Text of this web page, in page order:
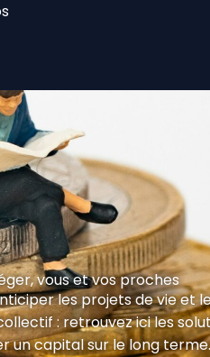
vous et vos proches
les projets de vie et
: retrouvez ici les
un capital sur le long terme.